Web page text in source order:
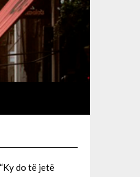
do të jetë